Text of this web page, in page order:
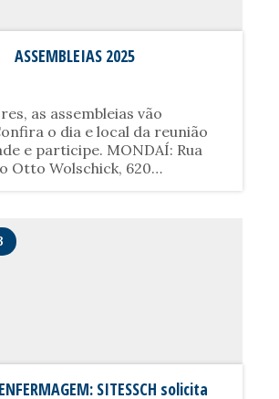
ASSEMBLEIAS 2025
as assembleias vão
o dia e local da reunião
e participe. MONDAÍ: Rua
Otto Wolschick, 620
SITESSCH solicita